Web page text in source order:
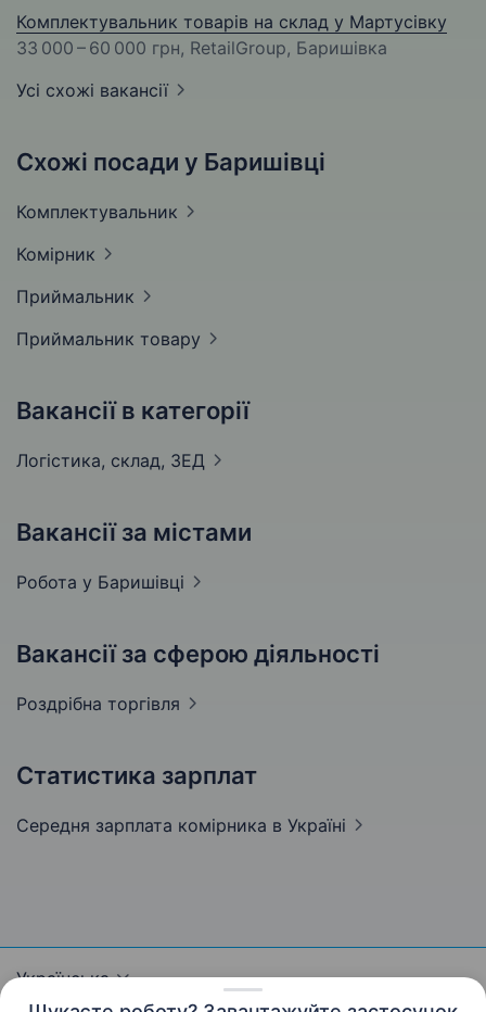
Комплектувальник товарів на склад у Мартусівку
33 000 – 60 000 грн, RetailGroup, Баришівка
Усі схожі вакансії
Схожі посади у Баришівці
Комплектувальник
Комірник
Приймальник
Приймальник товару
Вакансії в категорії
Логістика, склад, ЗЕД
Вакансії за містами
Робота у Баришівці
Вакансії за сферою діяльності
Роздрібна торгівля
Статистика зарплат
Середня зарплата комірника в Україні
Українська